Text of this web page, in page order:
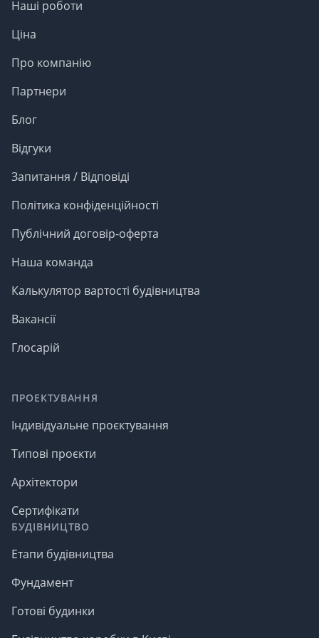
шкідливих речовин навіть у разі сильного
Саме тому монтаж керамічної черепиці часто
алергію, і всі, хто хоче жити в будинку, зробленому
з безпечних і довговічних матеріалів.
виділяє будинок серед сусідніх будівель.
теракотового до графітового або чорного - дозволяє
підібрати черепицю під будь-який архітектурний
стиль: від європейської класики до сучасного
мінімалізму. Глянцева глазур надає покриттю
блиску та елегантності, а матові варіанти
створюють відчуття теплого, «м'якого» покриття.
При цьому черепиця з часом не тьмяніє, не
вигоряє і не втрачає своєї привабливості навіть
Довгий термін служби
експлуатації може досягати 80-100 років. Вона не
захисними складами. Навіть при високих
не тріскається і не кришиться. Це ідеальний вибір
без регулярних ремонтів і зайвих витрат у
вкладення в спокій і довговічність.
Стійкість до погоди
переносить будь-які кліматичні умови. Їй не
витримує сильний вітер, зливи, град і навіть снігові
черепиця не вбирає вологу і не промерзає взимку,
рясних опадах вона швидко просихає, не
Наші роботи
Ціна
Про компанію
Партнери
Блог
Відгуки
Запитання / Відповіді
Політика конфіденційності
Публічний договір-оферта
Наша команда
Калькулятор вартості будівництва
Вакансії
Глосарій
ПРОЕКТУВАННЯ
Індивідуальне проєктування
Типові проєкти
Архітектори
Сертифікати
БУДІВНИЦТВО
Етапи будівництва
Фундамент
Готові будинки